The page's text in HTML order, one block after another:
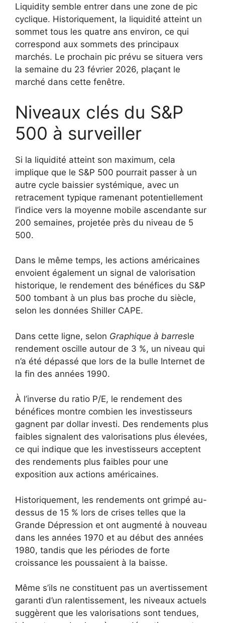
Liquidity semble entrer dans une zone de pic
cyclique. Historiquement, la liquidité atteint un
sommet tous les quatre ans environ, ce qui
correspond aux sommets des principaux
marchés. Le prochain pic prévu se situera vers
la semaine du 23 février 2026, plaçant le
marché dans cette fenêtre.
Niveaux clés du S&P
500 à surveiller
Si la liquidité atteint son maximum, cela
implique que le S&P 500 pourrait passer à un
autre cycle baissier systémique, avec un
retracement typique ramenant potentiellement
l’indice vers la moyenne mobile ascendante sur
200 semaines, projetée près du niveau de 5
500.
Dans le même temps, les actions américaines
envoient également un signal de valorisation
historique, le rendement des bénéfices du S&P
500 tombant à un plus bas proche du siècle,
selon les données Shiller CAPE.
Dans cette ligne, selon Graphique à barresle
rendement oscille autour de 3 %, un niveau qui
n’a été dépassé que lors de la bulle Internet de
la fin des années 1990.
À l’inverse du ratio P/E, le rendement des
bénéfices montre combien les investisseurs
gagnent par dollar investi. Des rendements plus
faibles signalent des valorisations plus élevées,
ce qui indique que les investisseurs acceptent
des rendements plus faibles pour une
exposition aux actions américaines.
Historiquement, les rendements ont grimpé au-
dessus de 15 % lors de crises telles que la
Grande Dépression et ont augmenté à nouveau
dans les années 1970 et au début des années
1980, tandis que les périodes de forte
croissance les poussaient à la baisse.
Même s’ils ne constituent pas un avertissement
garanti d’un ralentissement, les niveaux actuels
suggèrent que les valorisations sont tendues,